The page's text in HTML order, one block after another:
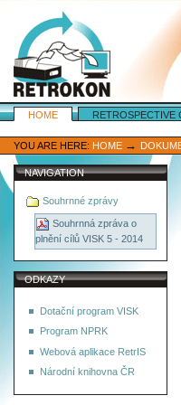
Sections
HOME RETROSPECTIVE
Personal
tools
YOU ARE HERE: HOME →
NAVIGATION
Souhrnné zprávy
Souhrnná zpráva o
plnění cílů VISK 5 - 2014
ODKAZY
Dotační program VISK
Program NPRK
Webová aplikace RetrIS
Národní knihovna ČR